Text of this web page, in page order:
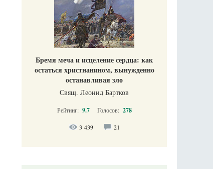
Бремя меча и исцеление сердца: как
остаться христианином, вынужденно
останавливая зло
Свящ. Леонид Бартков
Рейтинг: 9.7 Голосов: 278
3 439 21